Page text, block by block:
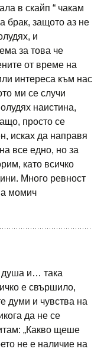
в скайп “ чакам
брак, защото аз не
и
за това че
от време на
интереса към нас
ми се случи
наистина,
просто се
исках да направя
все едно, но за
като всичко
Много ревност
момич
и… така
е свършило,
думи и чувства на
да не се
„Какво щеше
не е наличие на